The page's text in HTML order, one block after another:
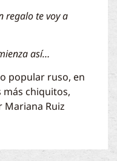
regalo te voy a
así…
popular ruso, en
más chiquitos,
Ruiz